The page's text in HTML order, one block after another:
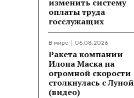
изменить систему
оплаты труда
госслужащих
В мире 06.08.2026
Ракета компании
Илона Маска на
огромной скорости
столкнулась с Луной
(видео)